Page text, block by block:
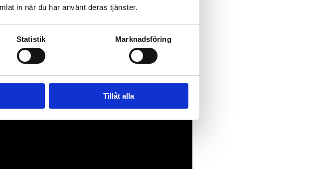
in när du har använt deras tjänster.
Statistik Marknadsföring
Tillåt alla